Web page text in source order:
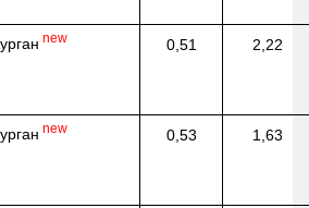
new 0,51 2,22
new 0,53 1,63